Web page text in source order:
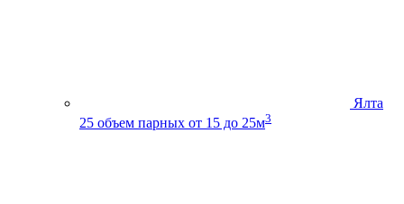
Ялта
25 объем парных от 15 до 25м3